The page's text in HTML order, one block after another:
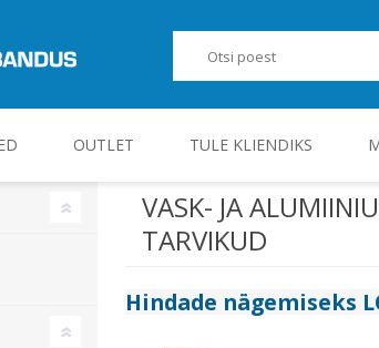
JA MÕÕTESEADMED
OUTLET TULE KLIENDIKS
VASK- JA
TARVIKUD
Hindade nägemiseks